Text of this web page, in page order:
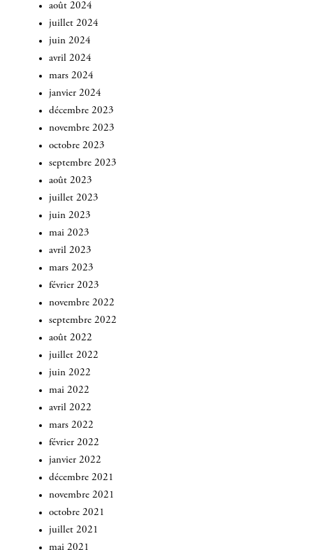
août 2024
juillet 2024
juin 2024
avril 2024
mars 2024
janvier 2024
décembre 2023
novembre 2023
octobre 2023
septembre 2023
août 2023
juillet 2023
juin 2023
mai 2023
avril 2023
mars 2023
février 2023
novembre 2022
septembre 2022
août 2022
juillet 2022
juin 2022
mai 2022
avril 2022
mars 2022
février 2022
janvier 2022
décembre 2021
novembre 2021
octobre 2021
juillet 2021
mai 2021
INSCRIVEZ-VOUS